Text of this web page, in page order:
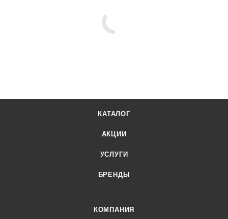
КАТАЛОГ
АКЦИИ
УСЛУГИ
БРЕНДЫ
КОМПАНИЯ